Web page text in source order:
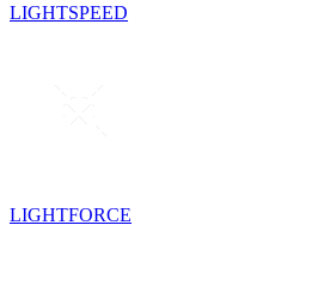
LIGHTSPEED
LIGHTFORCE